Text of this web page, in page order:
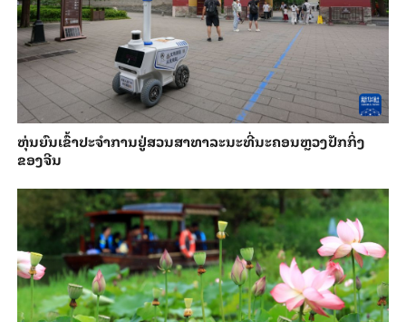
​ຫຸ່ນ​ຍົນ​ເຂົ້າ​ປະ​ຈຳ​ການ​ຢູ່​ສວນ​ສາ​ທາ​ລະ​ນະ​ທີ່​ນະ​ຄອນຫຼວງ​ປັກ​ກິ່ງ​
ຂອງ​ຈີນ